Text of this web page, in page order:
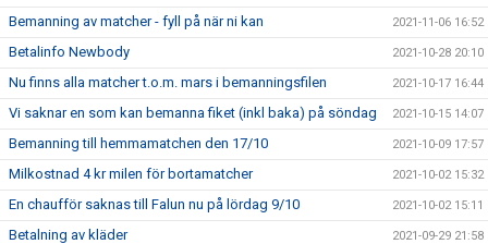
Bemanning av matcher - fyll på när ni kan 2021-11-06 16:52
Betalinfo Newbody 2021-10-28 20:10
Nu finns alla matcher t.o.m. mars i bemanningsfilen 2021-10-17 16:44
Vi saknar en som kan bemanna fiket (inkl baka) på söndag 2021-10-15 14:07
Bemanning till hemmamatchen den 17/10 2021-10-09 17:57
Milkostnad 4 kr milen för bortamatcher 2021-10-02 15:32
En chaufför saknas till Falun nu på lördag 9/10 2021-10-02 15:11
Betalning av kläder 2021-09-29 21:58